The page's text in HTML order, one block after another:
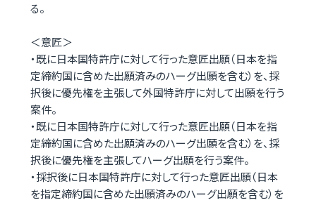
る。
＜意匠＞
・既に日本国特許庁に対して行った意匠出願（日本を指
定締約国に含めた出願済みのハーグ出願を含む）を、採
択後に優先権を主張して外国特許庁に対して出願を行う
案件。
・既に日本国特許庁に対して行った意匠出願（日本を指
定締約国に含めた出願済みのハーグ出願を含む）を、採
択後に優先権を主張してハーグ出願を行う案件。
・採択後に日本国特許庁に対して行った意匠出願（日本
を指定締約国に含めた出願済みのハーグ出願を含む）を